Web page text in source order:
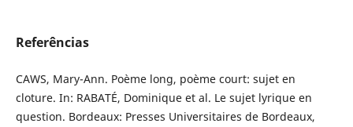
Referências
CAWS, Mary-Ann. Poème long, poème court: sujet en
cloture. In: RABATÉ, Dominique et al. Le sujet lyrique en
question. Bordeaux: Presses Universitaires de Bordeaux,